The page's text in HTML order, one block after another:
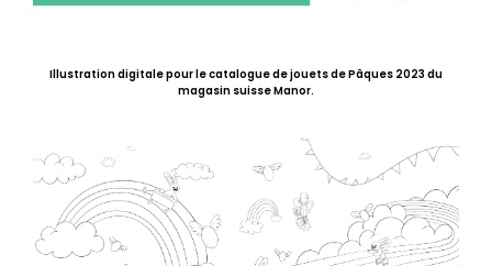
Illustration digitale pour le catalogue de jouets de Pâques 2023 du
magasin suisse Manor.